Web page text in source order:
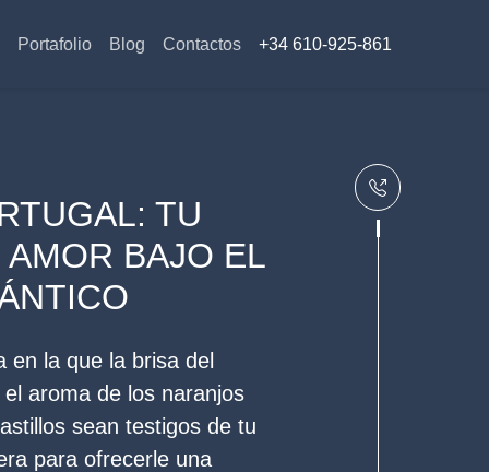
Portafolio Blog Contactos +34 610-925-861
TU
BAJO EL
en la que la brisa del
aroma de los naranjos
sean testigos de tu
para ofrecerle una